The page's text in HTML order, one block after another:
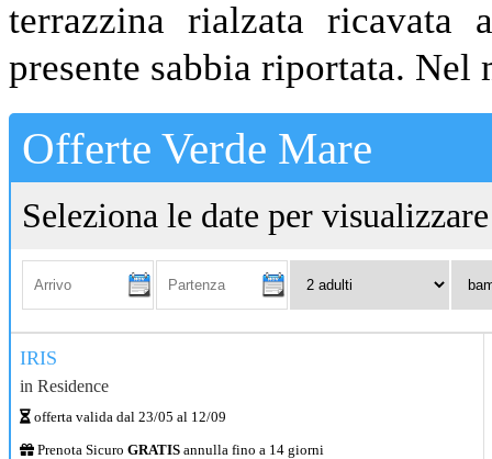
terrazzina rialzata ricavata
presente sabbia riportata. Nel
Offerte Verde Mare
Seleziona le date per
17
anni:
IRIS
in Residence
offerta valida dal 23/05 al 12/09
Prenota Sicuro GRATIS annulla fino a 14 giorni